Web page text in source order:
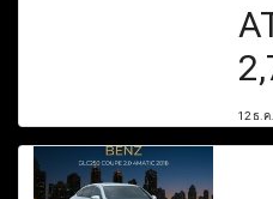
12 ธ.ค